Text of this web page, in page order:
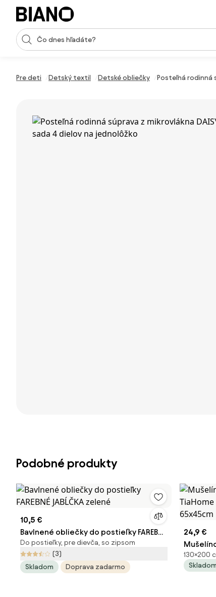
Preskočiť navigáciu, prejsť na obsah
Vstup pre vyhľadávanie
Pre deti Detský textil Detské obliečky Posteľná rodinná
Podobné produkty
10,5 €
Bavlnené obliečky do postieľky FAREBNÉ
JABĹČKA zelené
Do postieľky, pre dievča, so zipsom
(3)
Skladom
Doprava zadarmo
24,9 €
65x45cm
130×200
Skladom